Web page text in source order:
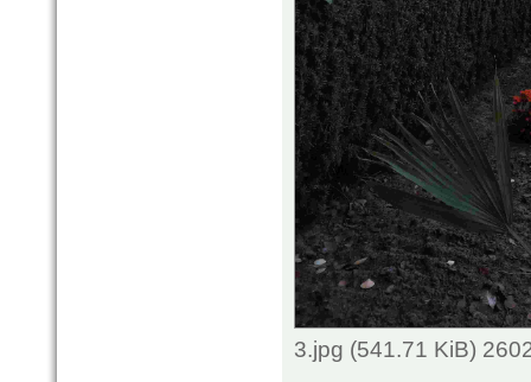
3.jpg (541.71 KiB)